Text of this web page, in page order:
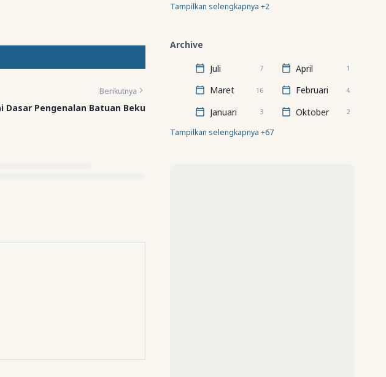
Berikutnya
Dasar Pengenalan Batuan Beku
Hidrosfer 24
Tampilkan selengkapnya +2
Archive
Juli 7 April 1
Maret 16 Februari 4
Januari 3 Oktober 2
Tampilkan selengkapnya +67